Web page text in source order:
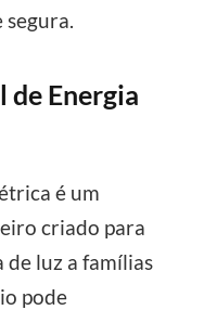
de Energia
é um
criado para
luz a famílias
pode